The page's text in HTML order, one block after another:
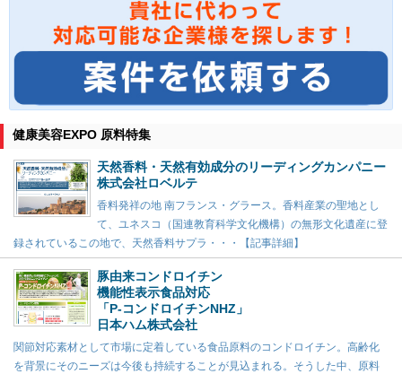
健康美容EXPO 原料特集
天然香料・天然有効成分のリーディングカンパニー
株式会社ロベルテ
香料発祥の地 南フランス・グラース。香料産業の聖地とし
て、ユネスコ（国連教育科学文化機構）の無形文化遺産に登
録されているこの地で、天然香料サプラ・・・【記事詳細】
豚由来コンドロイチン
機能性表示食品対応
「P-コンドロイチンNHZ」
日本ハム株式会社
関節対応素材として市場に定着している食品原料のコンドロイチン。高齢化
を背景にそのニーズは今後も持続することが見込まれる。そうした中、原料